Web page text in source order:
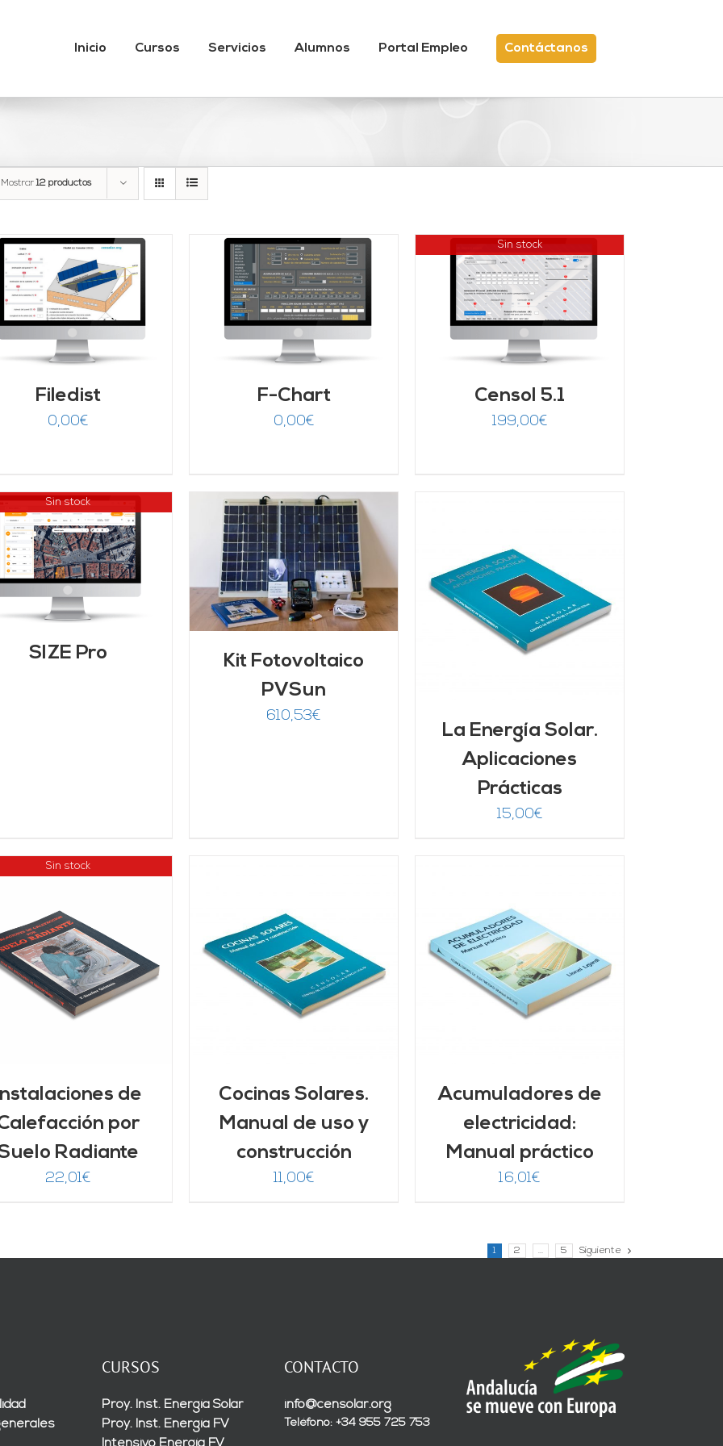
Inicio Cursos Servicios Alumnos Portal Empleo Contáctanos
Mostrar12 productos
Filedist
0,00€
Valorado
con3.89
de 5
AÑADIR AL CARRITO
DETALLES
F-Chart
0,00€
Sin stock
DETALLES
Censol 5.1
199,00€
Sin stock
SIZE Pro
AÑADIR AL CARRITO
DETALLES
Kit Fotovoltaico
PVSun
610,53€
AÑADIR AL CARRITO
/
DETALLES
La Energía Solar.
Aplicaciones
Prácticas
15,00€
Sin stock
de
por
Radiante
22,01€
AÑADIR AL CARRITO
/
DETALLES
Cocinas Solares.
Manual de uso y
construcción
11,00€
AÑADIR AL CARRITO
DETALLES
Acumuladores de
electricidad:
Manual práctico
16,01€
1 2 … 5 Siguiente
CURSOS
Proy. Inst. Energía Solar
Proy. Inst. Energía FV
CONTACTO
info@censolar.org
Teléfono: +34 955 725 753